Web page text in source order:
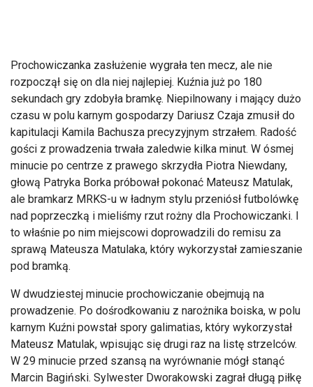
Prochowiczanka zasłużenie wygrała ten mecz, ale nie
rozpoczął się on dla niej najlepiej. Kuźnia już po 180
sekundach gry zdobyła bramkę. Niepilnowany i mający dużo
czasu w polu karnym gospodarzy Dariusz Czaja zmusił do
kapitulacji Kamila Bachusza precyzyjnym strzałem. Radość
gości z prowadzenia trwała zaledwie kilka minut. W ósmej
minucie po centrze z prawego skrzydła Piotra Niewdany,
głową Patryka Borka próbował pokonać Mateusz Matulak,
ale bramkarz MRKS-u w ładnym stylu przeniósł futbolówkę
nad poprzeczką i mieliśmy rzut rożny dla Prochowiczanki. I
to właśnie po nim miejscowi doprowadzili do remisu za
sprawą Mateusza Matulaka, który wykorzystał zamieszanie
pod bramką.
W dwudziestej minucie prochowiczanie obejmują na
prowadzenie. Po dośrodkowaniu z narożnika boiska, w polu
karnym Kuźni powstał spory galimatias, który wykorzystał
Mateusz Matulak, wpisując się drugi raz na listę strzelców.
W 29 minucie przed szansą na wyrównanie mógł stanąć
Marcin Bagiński. Sylwester Dworakowski zagrał długą piłkę